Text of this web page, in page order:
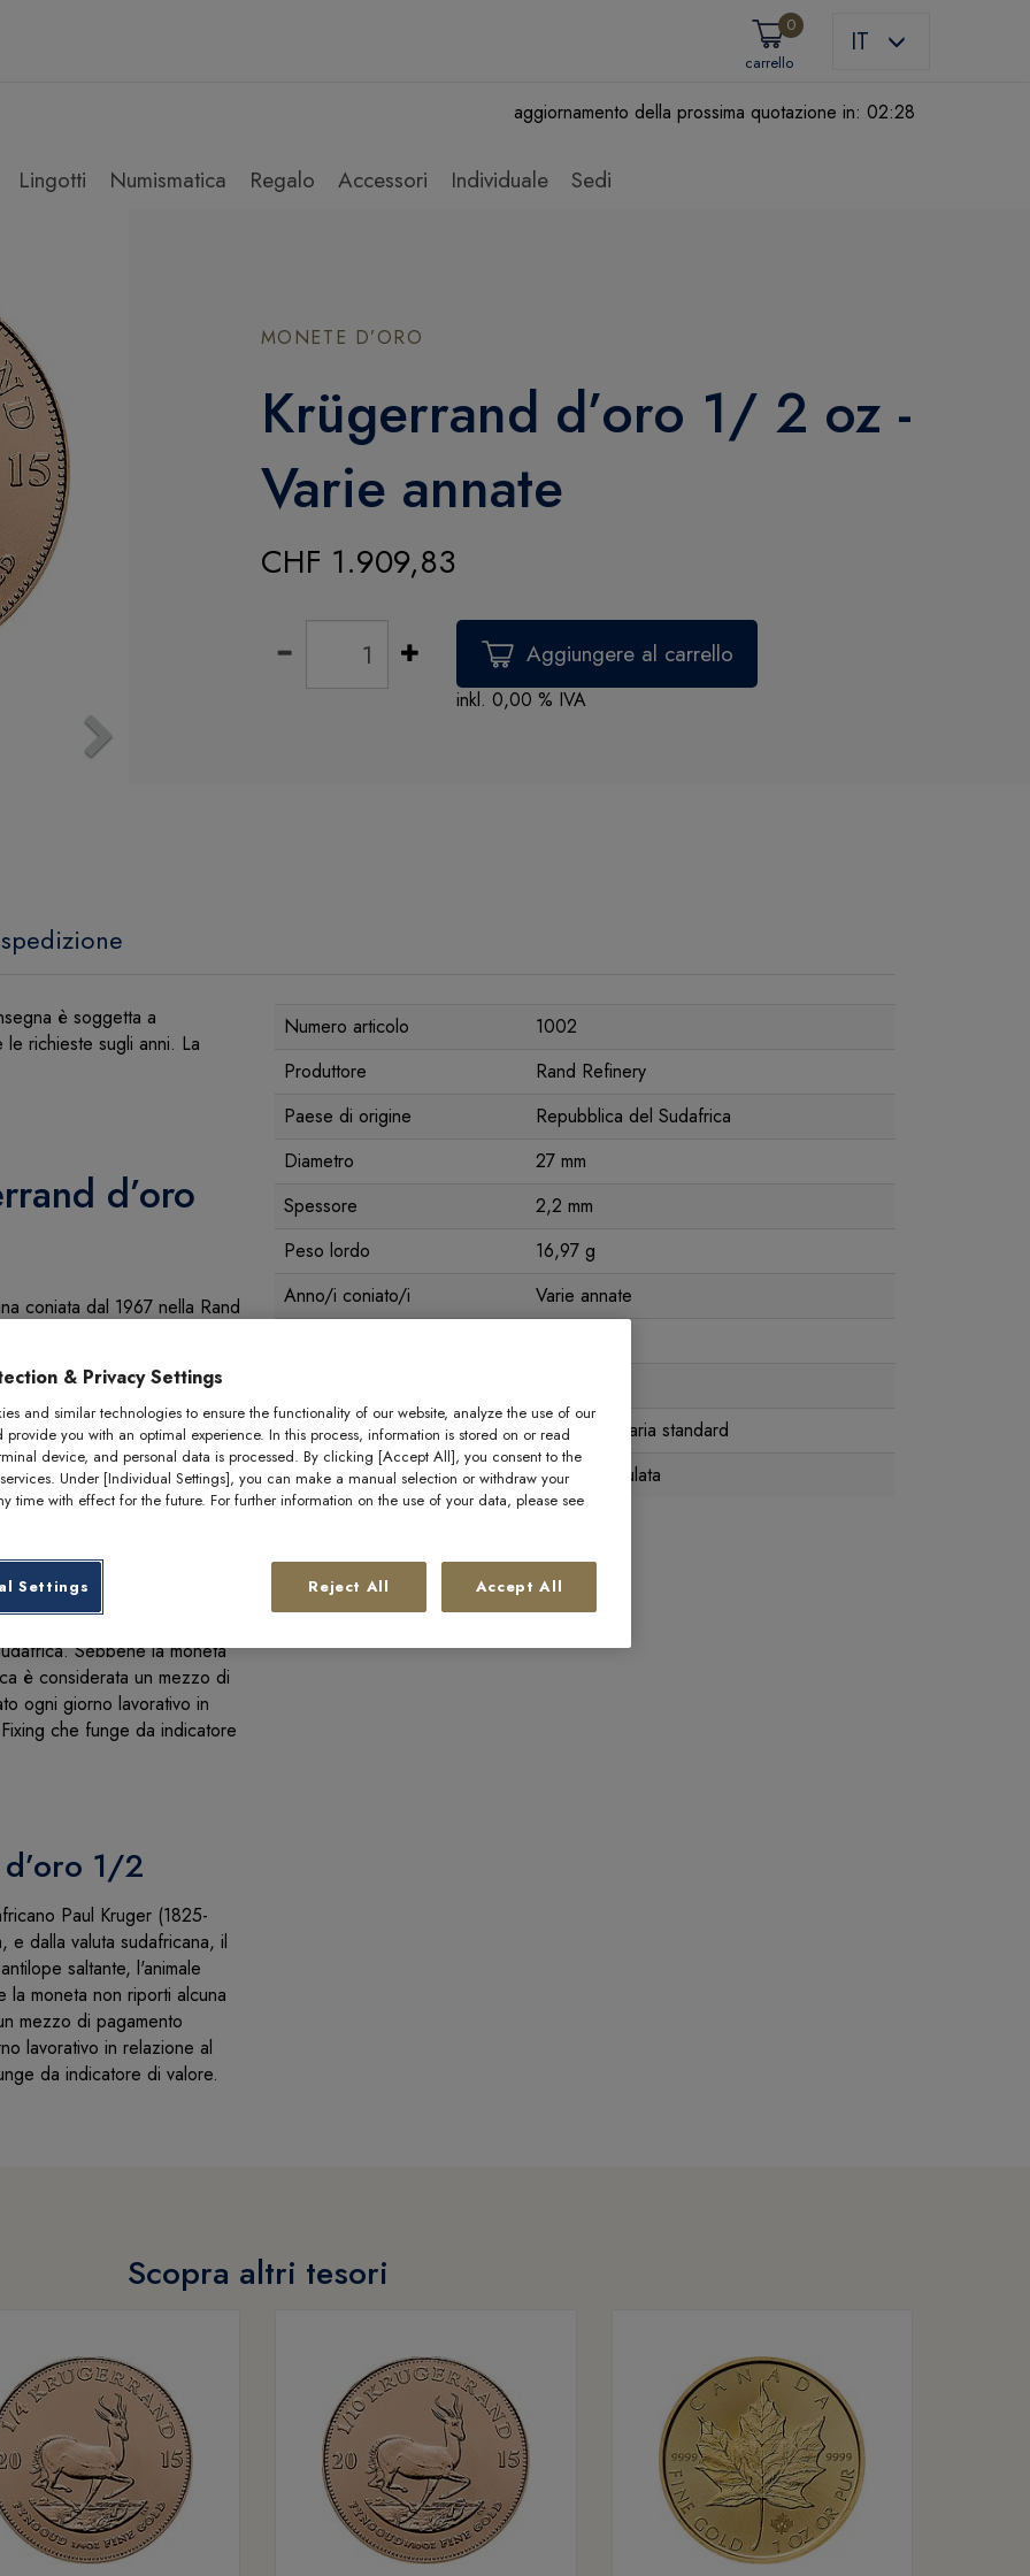
IT
carrello
0
aggiornamento della prossima quotazione in: 02:28
Lingotti Numismatica Regalo Accessori Individuale Sedi
MONETE D’ORO
Krügerrand d’oro 1/ 2 oz -
Varie annate
CHF 1.909,83
inkl. 0,00 % IVA
è soggetta a
richieste sugli anni. La
d’oro
coniata dal 1967 nella Rand
da investimento in
1 oncia, 1/2 oncia, 1/4
è di 916,7. La lega con
aumenta la resistenza ai
moneta d'oro Krugerrand
è aumentata di molto e
durante la crisi petrolifera.
hanno provocato un crollo
di importazione nel
Paul Kruger
e dalla valuta
un antilope
Sebbene la moneta
è considerata un mezzo di
ogni giorno lavorativo in
che funge da indicatore
1/2
Paul Kruger (1825-
e dalla valuta sudafricana, il
saltante, l'animale
moneta non riporti alcuna
mezzo di pagamento
lavorativo in relazione al
da indicatore di valore.
Numero articolo
1002
Produttore
Rand Refinery
Paese di origine
Repubblica del Sudafrica
Diametro
27 mm
Spessore
2,2 mm
Peso lordo
16,97 g
Anno/i coniato/i
Varie annate
Condizioni
qualità bancaria standard
Imballaggio
Non incapsulata
Scopra altri tesori
& Privacy Settings
and similar technologies to ensure the functionality of our website, analyze the use of our
provide you with an optimal experience. In this process, information is stored on or read
device, and personal data is processed. By clicking [Accept All], you consent to the
Under [Individual Settings], you can make a manual selection or withdraw your
time with effect for the future. For further information on the use of your data, please see
Settings Reject All Accept All